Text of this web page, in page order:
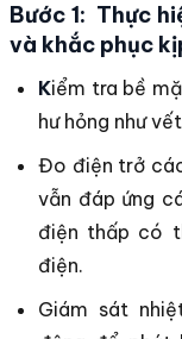
Bước 1: Thực
và khắc phục
Kiểm tra bề
hư hỏng như
Đo điện trở
vẫn đáp ứng
điện thấp có
điện.
Giám sát